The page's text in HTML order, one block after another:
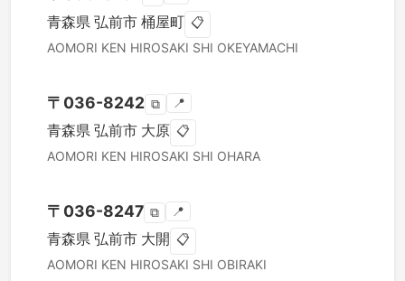
青森県 弘前市 桶屋町 📋
AOMORI KEN HIROSAKI SHI OKEYAMACHI
〒 036-8242 ⧉ 📍
青森県 弘前市 大原 📋
AOMORI KEN HIROSAKI SHI OHARA
〒 036-8247 ⧉ 📍
青森県 弘前市 大開 📋
AOMORI KEN HIROSAKI SHI OBIRAKI